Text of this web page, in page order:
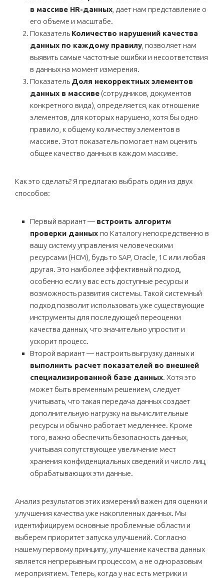
в массиве HR-данных , дает нам представление о
его объеме и масштабе.
Показатель Количество нарушений качества
данных по каждому правилу , позволяет нам
выявить самые частотные ошибки и несоответствия
в данных на момент измерения.
Показатель Доля некорректных элементов
данных в массиве (сотрудников, документов
конкретного вида), определяется, как отношение
элементов, для которых нарушено, хотя бы одно
правило, к общему количеству элементов в
массиве. Этот показатель помогает нам оценить
общее качество данных в каждом массиве.
Как это сделать? Я предлагаю выбрать один из двух
способов:
Первый вариант — встроить алгоритм
проверки данных по Каталогу непосредственно в
вашу систему управления человеческими
ресурсами (HCM), будь то SAP, Oracle, 1С или любая
другая. Это наиболее эффективный подход,
особенно если у вас есть доступные ресурсы и
возможность развития системы. Такой системный
подход позволит использовать уже существующие
инструменты для последующей переоценки
качества данных, что значительно упростит и
ускорит процесс.
Второй вариант — настроить выгрузку данных и
выполнить расчет показателей во внешней
специализированной базе данных. Хотя это
может быть временным решением, следует
учитывать, что такая передача данных создает
дополнительную нагрузку на вычислительные
ресурсы и обычно работает медленнее. Кроме
того, важно обеспечить безопасность данных,
учитывая сопутствующее увеличение мест
хранения конфиденциальных сведений и число лиц,
обрабатывающих эти данные.
Анализ результатов этих измерений важен для оценки и
улучшения качества уже накопленных данных. Мы
идентифицируем основные проблемные области и
выберем приоритет запуска улучшений. Согласно
нашему первому принципу, улучшение качества данных
является непрерывным процессом, а не одноразовым
мероприятием. Теперь, когда у нас есть метрики и